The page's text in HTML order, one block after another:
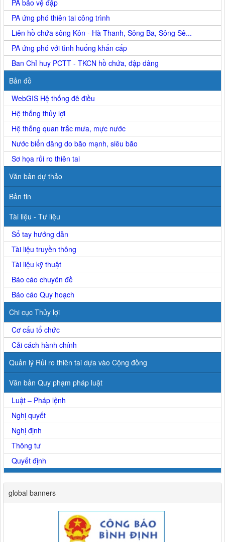
PA bảo vệ đập
PA ứng phó thiên tai công trình
Liên hồ chứa sông Kôn - Hà Thanh, Sông Ba, Sông Sê...
PA ứng phó với tình huống khẩn cấp
Ban Chỉ huy PCTT - TKCN hồ chứa, đập dâng
Bản đồ
WebGIS Hệ thống đê điều
Hệ thống thủy lợi
Hệ thống quan trắc mưa, mực nước
Nước biển dâng do bão mạnh, siêu bão
Sơ họa rủi ro thiên tai
Văn bản dự thảo
Bản tin
Tài liệu - Tư liệu
Sổ tay hướng dẫn
Tài liệu truyền thông
Tài liệu kỹ thuật
Báo cáo chuyên đề
Báo cáo Quy hoạch
Chi cục Thủy lợi
Cơ cấu tổ chức
Cải cách hành chính
Quản lý Rủi ro thiên tai dựa vào Cộng đồng
Văn bản Quy phạm pháp luật
Luật – Pháp lệnh
Nghị quyết
Nghị định
Thông tư
Quyết định
global banners